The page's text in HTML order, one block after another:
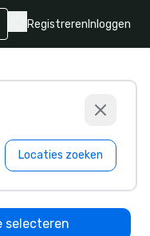
Registreren Inloggen
Locaties zoeken
selecteren